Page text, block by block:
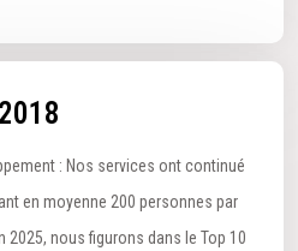
2018
: Nos services ont continué
en moyenne 200 personnes par
2025, nous figurons dans le Top 10